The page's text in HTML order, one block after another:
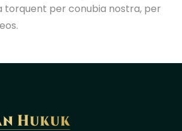
torquent per conubia nostra, per